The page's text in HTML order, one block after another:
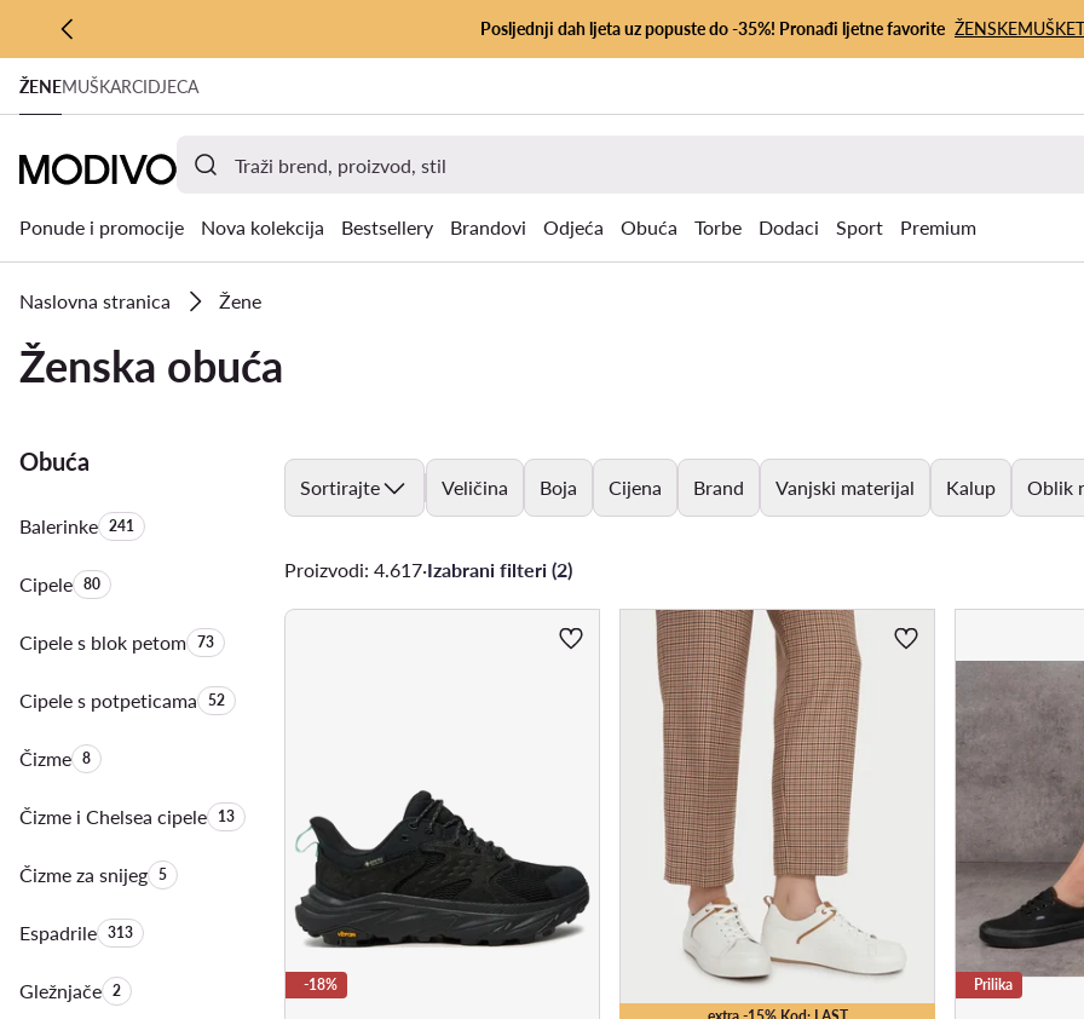
PRIJEĐI NA GLAVNI SADRŽAJ
PRIJEĐI NA PRETRAŽIVANJE
Posljednji dah ljeta uz popuste do -35%! Pronađi ljetne favorite ŽENSKEMUŠKE
ŽENEMUŠKARCIDJECA
Ponude i promocije Nova kolekcija Bestsellery Brandovi Odjeća Obuća Torbe Dodaci Sport Premium
Naslovna stranica Žene
Ženska obuća
Obuća
BalerinkeKoličina proizvoda:
241
CipeleKoličina proizvoda:
80
Cipele s blok petomKoličina proizvoda:
73
Cipele s potpeticamaKoličina proizvoda:
52
ČizmeKoličina proizvoda:
8
Čizme i Chelsea cipeleKoličina proizvoda:
13
Čizme za snijegKoličina proizvoda:
5
EspadrileKoličina proizvoda:
313
GležnjačeKoličina proizvoda:
2
Sortirajte Veličina Boja Cijena Brand Vanjski materijal Kalup Oblik
Proizvodi: 4.617·Izabrani filteri (2)
-18% Prilika